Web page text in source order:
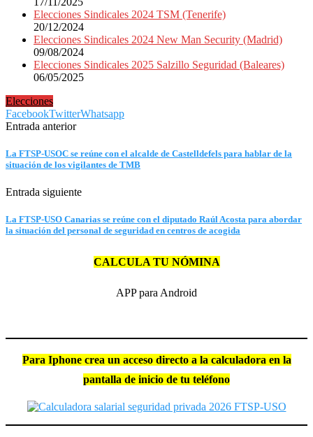
Elecciones Sindicales 2024 TSM (Tenerife)
20/12/2024
Elecciones Sindicales 2024 New Man Security (Madrid)
09/08/2024
Elecciones Sindicales 2025 Salzillo Seguridad (Baleares)
06/05/2025
Elecciones
FacebookTwitterWhatsapp
Entrada anterior
La FTSP-USOC se reúne con el alcalde de Castelldefels para hablar de la
situación de los vigilantes de TMB
Entrada siguiente
La FTSP-USO Canarias se reúne con el diputado Raúl Acosta para abordar
la situación del personal de seguridad en centros de acogida
CALCULA TU NÓMINA
APP para Android
Para Iphone crea un acceso directo a la calculadora en la
pantalla de inicio de tu teléfono